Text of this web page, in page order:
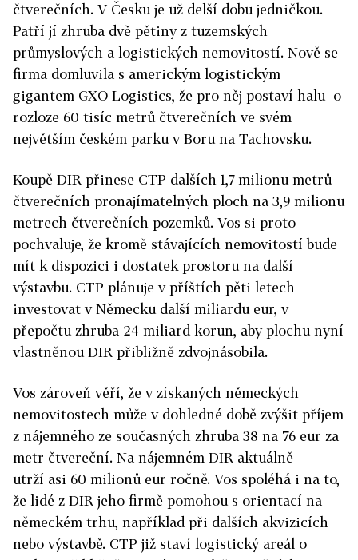
čtverečních. V Česku je už delší dobu jedničkou.
Patří jí zhruba dvě pětiny z tuzemských
průmyslových a logistických nemovitostí. Nově se
firma domluvila s americkým logistickým
gigantem GXO Logistics, že pro něj postaví halu o
rozloze 60 tisíc metrů čtverečních ve svém
největším českém parku v Boru na Tachovsku.
Koupě DIR přinese CTP dalších 1,7 milionu metrů
čtverečních pronajímatelných ploch na 3,9 milionu
metrech čtverečních pozemků. Vos si proto
pochvaluje, že kromě stávajících nemovitostí bude
mít k dispozici i dostatek prostoru na další
výstavbu. CTP plánuje v příštích pěti letech
investovat v Německu další miliardu eur, v
přepočtu zhruba 24 miliard korun, aby plochu nyní
vlastněnou DIR přibližně zdvojnásobila.
Vos zároveň věří, že v získaných německých
nemovitostech může v dohledné době zvýšit příjem
z nájemného ze současných zhruba 38 na 76 eur za
metr čtvereční. Na nájemném DIR aktuálně
utrží asi 60 milionů eur ročně. Vos spoléhá i na to,
že lidé z DIR jeho firmě pomohou s orientací na
německém trhu, například při dalších akvizicích
nebo výstavbě. CTP již staví logistický areál o